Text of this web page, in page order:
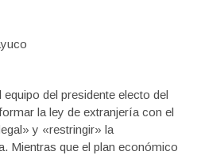
del presidente electo del
la ley de extranjería con el
y «restringir» la
Mientras que el plan económico